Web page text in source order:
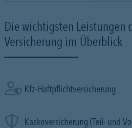
Die wichtigsten Leistungen
Versicherung im Überblick
Kfz-Haftpflichtversicherung
Kaskoversicherung (Teil- und